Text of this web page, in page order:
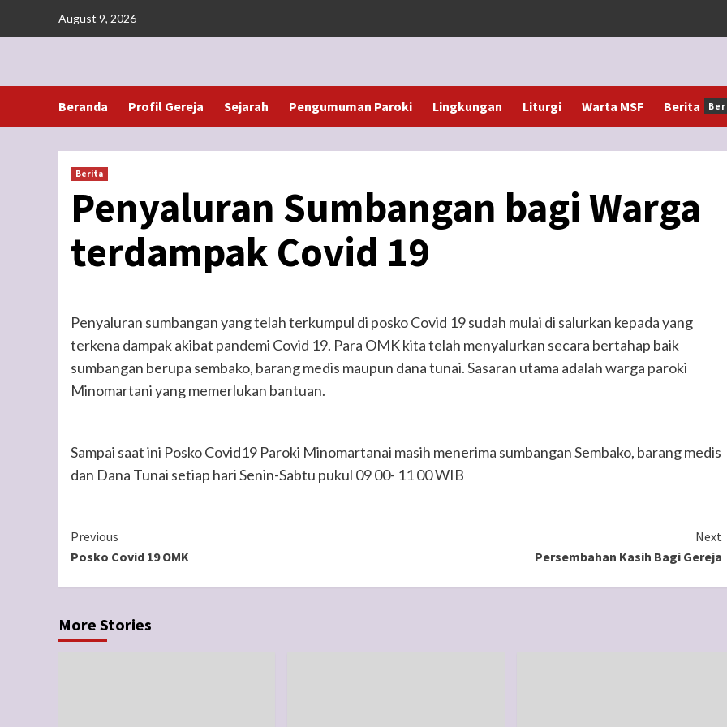
August 9, 2026
Beranda Profil Gereja Sejarah Pengumuman Paroki Lingkungan Liturgi Warta MSF Berita
Berita
Penyaluran Sumbangan bagi Warga
terdampak Covid 19
Penyaluran sumbangan yang telah terkumpul di posko Covid 19 sudah mulai di salurkan kepada yang
terkena dampak akibat pandemi Covid 19. Para OMK kita telah menyalurkan secara bertahap baik
sumbangan berupa sembako, barang medis maupun dana tunai. Sasaran utama adalah warga paroki
Minomartani yang memerlukan bantuan.
Sampai saat ini Posko Covid19 Paroki Minomartanai masih menerima sumbangan Sembako, barang medis
dan Dana Tunai setiap hari Senin-Sabtu pukul 09 00- 11 00 WIB
Continue
Reading
Previous
Posko Covid 19 OMK
Next
Persembahan Kasih Bagi Gereja
More Stories